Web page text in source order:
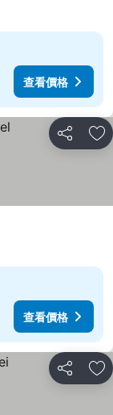
查看價格
分享 加
查看價格
分享 加